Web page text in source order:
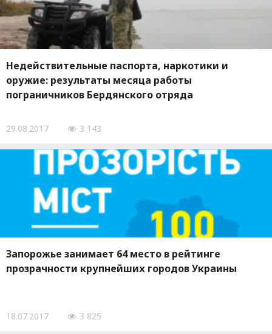
Недействительные паспорта, наркотики и
оружие: результаты месяца работы
пограничников Бердянского отряда
29.08.2017 3 143
Запорожье занимает 64 место в рейтинге
прозрачности крупнейших городов Украины
18.07.2017 3 825